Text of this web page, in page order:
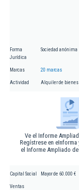
Forma
Jurídica
Sociedad anónima
Marcas 20 marcas
Actividad Alquiler de bienes
Ve el Informe
Regístrese en eInforma
el Informe Ampliado
Capital Social Mayor de 60.000 €
Ventas